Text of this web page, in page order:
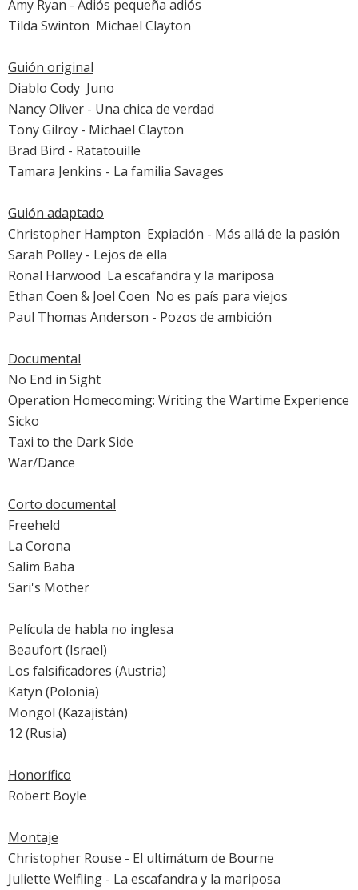
Amy Ryan - Adiós pequeña adiós
Tilda Swinton Michael Clayton
Guión original
Diablo Cody  Juno
Nancy Oliver - Una chica de verdad
Tony Gilroy - Michael Clayton
Brad Bird - Ratatouille
Tamara Jenkins - La familia Savages
Guión adaptado
Christopher Hampton  Expiación - Más allá de la pasión
Sarah Polley - Lejos de ella
Ronal Harwood  La escafandra y la mariposa
Ethan Coen & Joel Coen  No es país para viejos
Paul Thomas Anderson - Pozos de ambición
Documental
No End in Sight
Operation Homecoming: Writing the Wartime Experience
Sicko
Taxi to the Dark Side
War/Dance
Corto documental
Freeheld
La Corona
Salim Baba
Sari's Mother
Película de habla no inglesa
Beaufort (Israel)
Los falsificadores (Austria)
Katyn (Polonia)
Mongol (Kazajistán)
12 (Rusia)
Honorífico
Robert Boyle
Montaje
Christopher Rouse - El ultimátum de Bourne
Juliette Welfling - La escafandra y la mariposa